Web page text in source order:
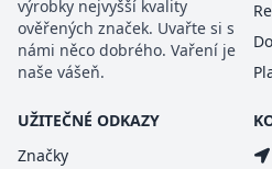
výrobky nejvyšší kvality
ověřených značek. Uvařte si s
námi něco dobrého. Vaření je
naše vášeň.
UŽITEČNÉ ODKAZY
Značky